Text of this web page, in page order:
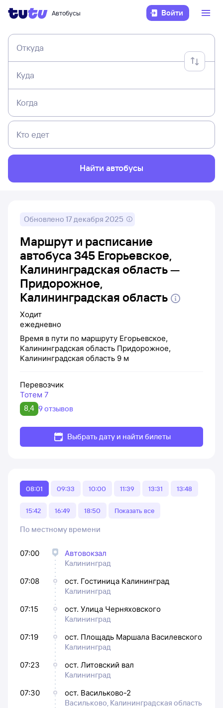
Автобусы Войти
Откуда
Куда
Когда
Кто едет
Найти автобусы
Обновлено 17 декабря 2025
Маршрут и расписание
автобуса 345 Егорьевское,
Калининградская область —
Придорожное,
Калининградская область
Ходит
ежедневно
Время в пути по маршруту Егорьевское,
Калининградская область Придорожное,
Калининградская область 9 м
Перевозчик
Тотем 7
8,4 9 отзывов
Выбрать дату и найти билеты
08:01 09:33 10:00 11:39 13:31 13:48
15:42 16:49 18:50 Показать все
По местному времени
07:00
Автовокзал
Калининград
07:08
ост. Гостиница Калининград
Калининград
07:15
ост. Улица Черняховского
Калининград
07:19
ост. Площадь Маршала Василевского
Калининград
07:23
ост. Литовский вал
Калининград
07:30
ост. Васильково-2
Васильково, Калининградская область